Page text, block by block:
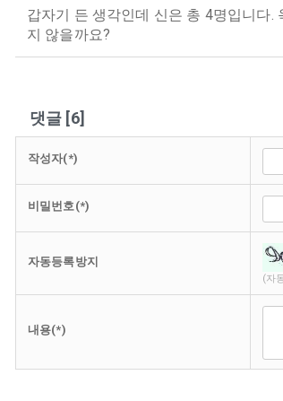
갑자기 든 생각인데 신은 총 4명입니다.
지 않을까요?
댓글 [6]
작성자(*)
비밀번호(*)
자동등록방지
(자
내용(*)